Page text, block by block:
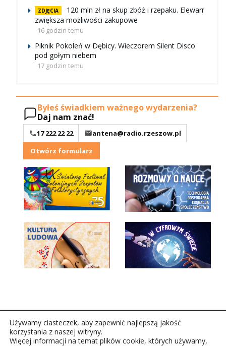
ZDJĘCIA
120 mln zł na skup zbóż i rzepaku. Elewarr
zwiększa możliwości zakupowe
16 godzin temu
Piknik Pokoleń w Dębicy. Wieczorem Silent Disco
pod gołym niebem
17 godzin temu
Byłeś świadkiem ważnego wydarzenia?
Daj nam znać!
17 222 22 22
antena@radio.rzeszow.pl
Otwórz formularz
Używamy ciasteczek, aby zapewnić najlepszą jakość
korzystania z naszej witryny.
Więcej informacji na temat plików cookie, których używamy,